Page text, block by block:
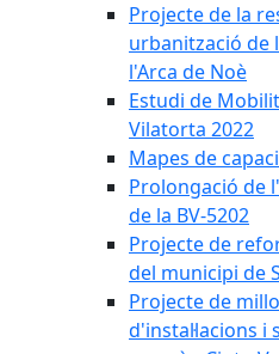
Projecte de la
urbanització de
l'Arca de Noè
Estudi de
Vilatorta 2022
Mapes de
Prolongació de
de la BV-5202
Projecte de
del municipi de
Projecte de
d'instal·lacions i